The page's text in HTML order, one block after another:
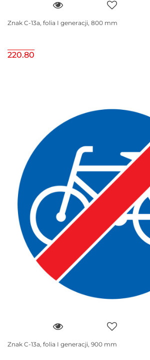
Znak C-13a, folia I generacji, 800 mm
220.80
Znak C-13a, folia I generacji, 900 mm